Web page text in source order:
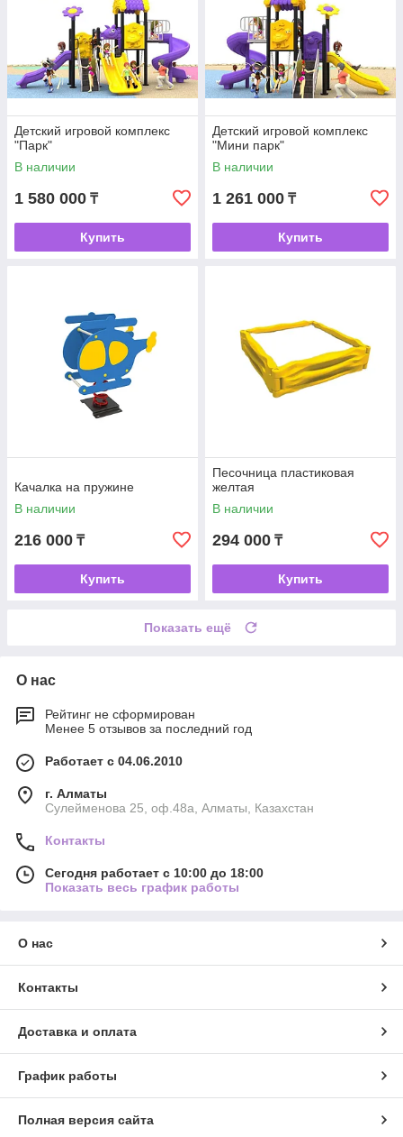
Детский игровой комплекс
"Парк"
В наличии
1 580 000 ₸
Купить
Детский игровой комплекс
"Мини парк"
В наличии
1 261 000 ₸
Купить
Качалка на пружине
В наличии
216 000 ₸
Купить
Песочница пластиковая
желтая
В наличии
294 000 ₸
Купить
Показать ещё
О нас
Рейтинг не сформирован
Менее 5 отзывов за последний год
Работает с 04.06.2010
г. Алматы
Сулейменова 25, оф.48а, Алматы, Казахстан
Контакты
Сегодня работает с 10:00 до 18:00
Показать весь график работы
О нас
Контакты
Доставка и оплата
График работы
Полная версия сайта